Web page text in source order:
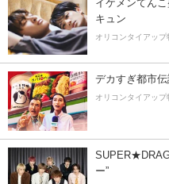
イケメンてん
キュン
オリコンタイアップ
デカすぎ都市
オリコンタイアップ
ー”